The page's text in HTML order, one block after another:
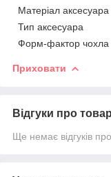
Матеріал аксесуара
Тип аксесуара
Форм-фактор чохла
Приховати
Відгуки про товар
Ще немає відгуків